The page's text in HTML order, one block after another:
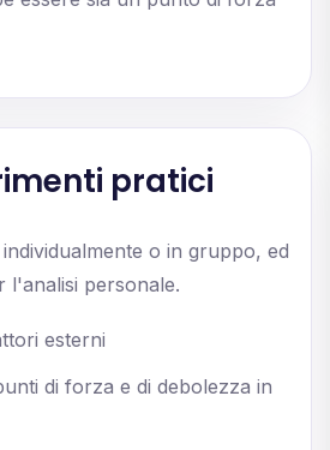
pratici
o in gruppo, ed
l'analisi personale.
esterni
di forza e di debolezza in